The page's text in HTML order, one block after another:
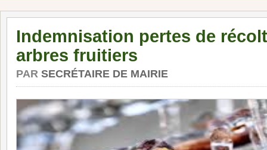
Indemnisation pertes de
arbres fruitiers
PAR SECRÉTAIRE DE MAIRIE